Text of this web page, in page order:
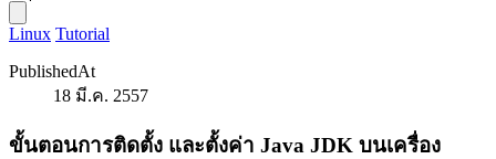
Linux Tutorial
PublishedAt
18 มี.ค. 2557
ขั้นตอนการติดตั้ง และตั้งค่า Java JDK บนเครื่อง